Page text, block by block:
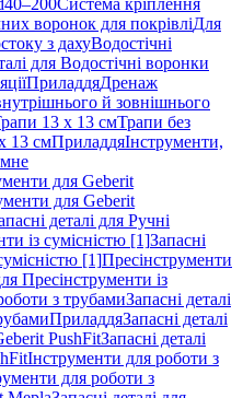
Система кріплення
воронок для покрівліДля
з дахуВодостічні
для Водостічні воронки
ПриладдяДренаж
й зовнішнього
13 x 13 смТрапи без
13 смПриладдяІнструменти,
для Geberit
для Geberit
деталі для Ручні
із сумісністю [1]Запасні
[1]Пресінструменти
Пресінструменти із
з трубамиЗапасні деталі
ПриладдяЗапасні деталі
PushFitЗапасні деталі
Інструменти для роботи з
для роботи з